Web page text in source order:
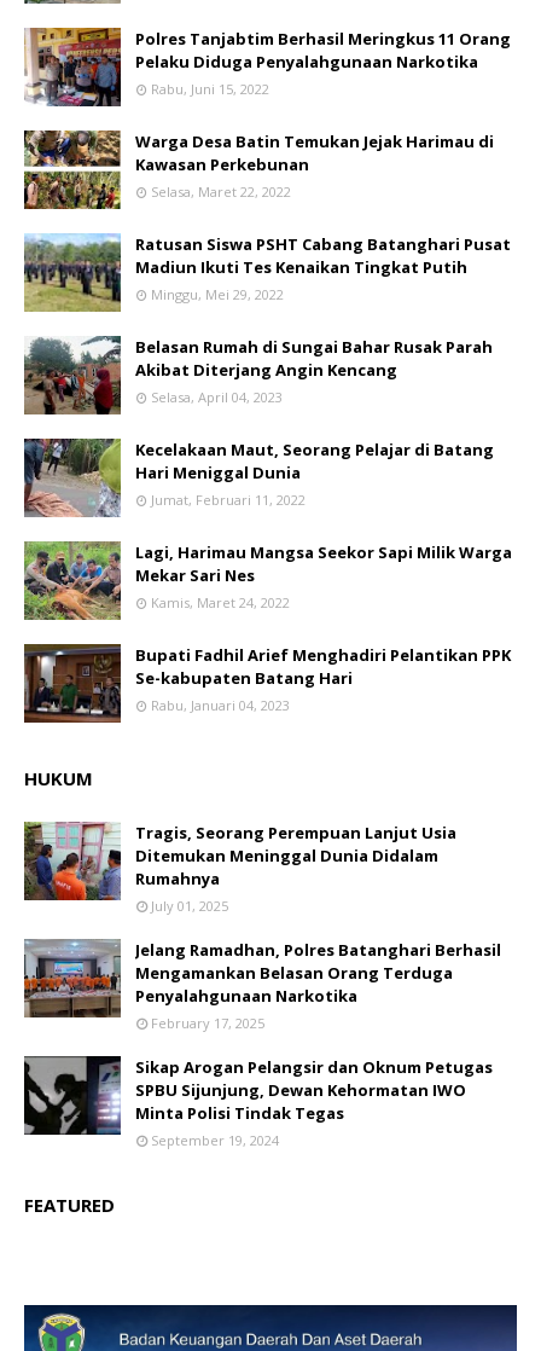
Polres Tanjabtim Berhasil Meringkus 11 Orang
Pelaku Diduga Penyalahgunaan Narkotika
Rabu, Juni 15, 2022
Warga Desa Batin Temukan Jejak Harimau di
Kawasan Perkebunan
Selasa, Maret 22, 2022
Ratusan Siswa PSHT Cabang Batanghari Pusat
Madiun Ikuti Tes Kenaikan Tingkat Putih
Minggu, Mei 29, 2022
Belasan Rumah di Sungai Bahar Rusak Parah
Akibat Diterjang Angin Kencang
Selasa, April 04, 2023
Kecelakaan Maut, Seorang Pelajar di Batang
Hari Meniggal Dunia
Jumat, Februari 11, 2022
Lagi, Harimau Mangsa Seekor Sapi Milik Warga
Mekar Sari Nes
Kamis, Maret 24, 2022
Bupati Fadhil Arief Menghadiri Pelantikan PPK
Se-kabupaten Batang Hari
Rabu, Januari 04, 2023
HUKUM
Tragis, Seorang Perempuan Lanjut Usia
Ditemukan Meninggal Dunia Didalam
Rumahnya
July 01, 2025
Jelang Ramadhan, Polres Batanghari Berhasil
Mengamankan Belasan Orang Terduga
Penyalahgunaan Narkotika
February 17, 2025
Sikap Arogan Pelangsir dan Oknum Petugas
SPBU Sijunjung, Dewan Kehormatan IWO
Minta Polisi Tindak Tegas
September 19, 2024
FEATURED